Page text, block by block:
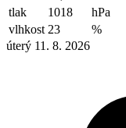
tlak
1018
hPa
vlhkost 23
%
úterý 11. 8. 2026